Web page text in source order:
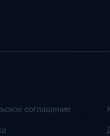
соглашение